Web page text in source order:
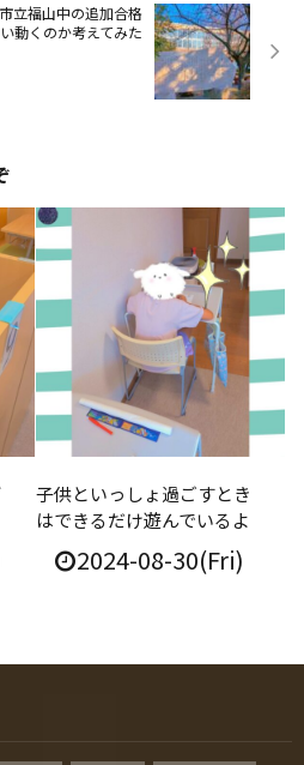
立福山中の追加合格
動くのか考えてみた
子供といっしょ過ごすとき
はできるだけ遊んでいるよ
2024-08-30(Fri)